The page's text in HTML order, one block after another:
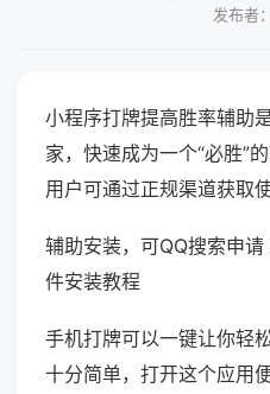
发布者
小程序打牌提高胜率辅助
家，快速成为一个“必胜”
用户可通过正规渠道获取使
辅助安装，可QQ搜索申
件安装教程
手机打牌可以一键让你轻
十分简单，打开这个应用